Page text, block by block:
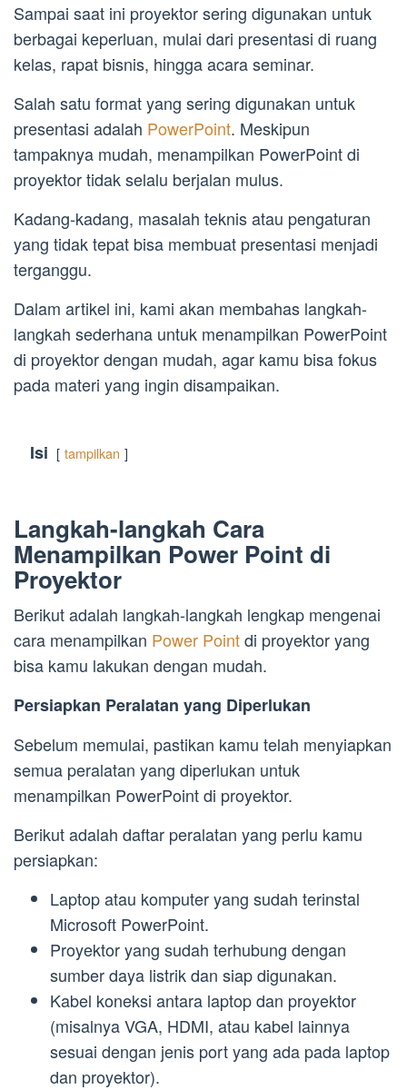
Sampai saat ini proyektor sering digunakan untuk
berbagai keperluan, mulai dari presentasi di ruang
kelas, rapat bisnis, hingga acara seminar.
Salah satu format yang sering digunakan untuk
presentasi adalah PowerPoint. Meskipun
tampaknya mudah, menampilkan PowerPoint di
proyektor tidak selalu berjalan mulus.
Kadang-kadang, masalah teknis atau pengaturan
yang tidak tepat bisa membuat presentasi menjadi
terganggu.
Dalam artikel ini, kami akan membahas langkah-
langkah sederhana untuk menampilkan PowerPoint
di proyektor dengan mudah, agar kamu bisa fokus
pada materi yang ingin disampaikan.
Isi tampilkan
Langkah-langkah Cara
Menampilkan Power Point di
Proyektor
Berikut adalah langkah-langkah lengkap mengenai
cara menampilkan Power Pointdi proyektor yang
bisa kamu lakukan dengan mudah.
Persiapkan Peralatan yang Diperlukan
Sebelum memulai, pastikan kamu telah menyiapkan
semua peralatan yang diperlukan untuk
menampilkan PowerPoint di proyektor.
Berikut adalah daftar peralatan yang perlu kamu
persiapkan:
Laptop atau komputer yang sudah terinstal
Microsoft PowerPoint.
Proyektor yang sudah terhubung dengan
sumber daya listrik dan siap digunakan.
Kabel koneksi antara laptop dan proyektor
(misalnya VGA, HDMI, atau kabel lainnya
sesuai dengan jenis port yang ada pada laptop
dan proyektor).